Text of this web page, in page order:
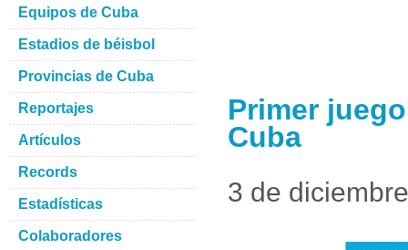
Primer
Cuba
3 de
Equipos de Cuba
Estadios de béisbol
Provincias de Cuba
Reportajes
Artículos
Records
Estadísticas
Colaboradores